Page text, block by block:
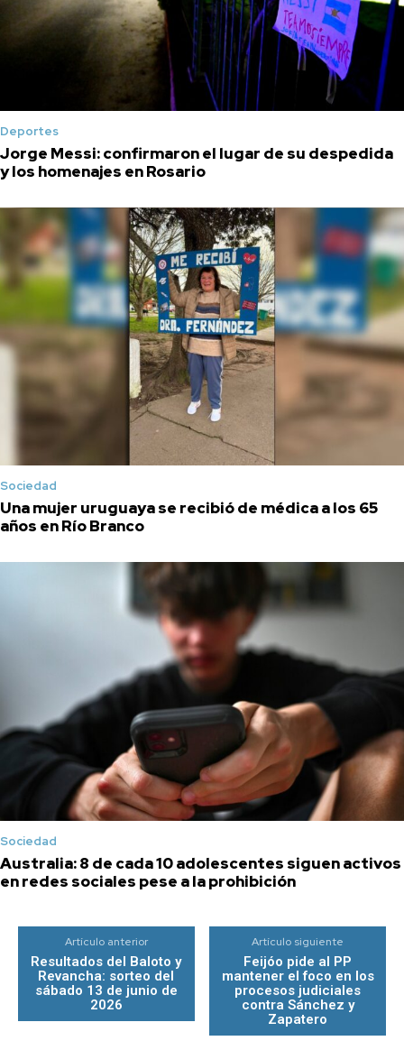
Deportes
Jorge Messi: confirmaron el lugar de su despedida
y los homenajes en Rosario
Sociedad
Una mujer uruguaya se recibió de médica a los 65
años en Río Branco
Sociedad
Australia: 8 de cada 10 adolescentes siguen activos
en redes sociales pese a la prohibición
Artículo anterior
Resultados del Baloto y
Revancha: sorteo del
sábado 13 de junio de
2026
Artículo siguiente
Feijóo pide al PP
mantener el foco en los
procesos judiciales
contra Sánchez y
Zapatero